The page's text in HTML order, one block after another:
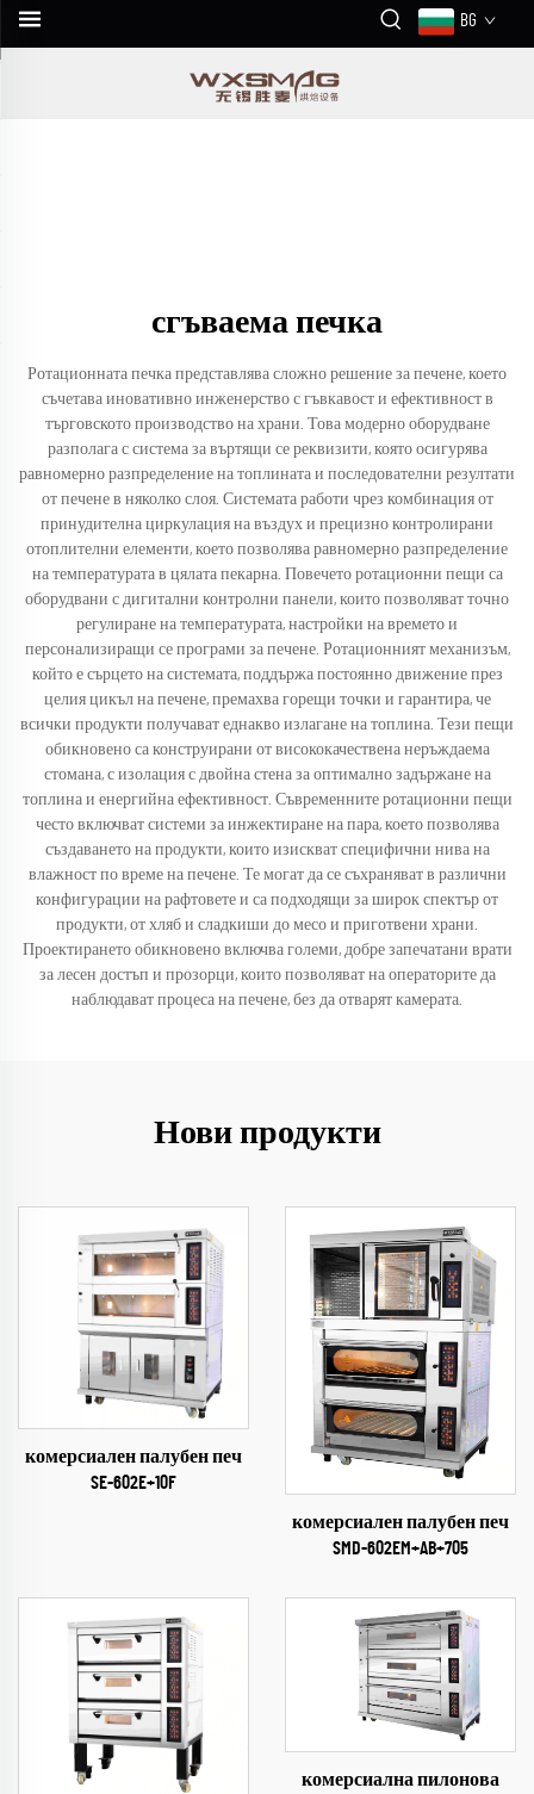
BG
сгъваема печка
Ротационната печка представлява сложно решение за печене, което
съчетава иновативно инженерство с гъвкавост и ефективност в
търговското производство на храни. Това модерно оборудване
разполага с система за въртящи се реквизити, която осигурява
равномерно разпределение на топлината и последователни резултати
от печене в няколко слоя. Системата работи чрез комбинация от
принудителна циркулация на въздух и прецизно контролирани
отоплителни елементи, което позволява равномерно разпределение
на температурата в цялата пекарна. Повечето ротационни пещи са
оборудвани с дигитални контролни панели, които позволяват точно
регулиране на температурата, настройки на времето и
персонализиращи се програми за печене. Ротационният механизъм,
който е сърцето на системата, поддържа постоянно движение през
целия цикъл на печене, премахва горещи точки и гарантира, че
всички продукти получават еднакво излагане на топлина. Тези пещи
обикновено са конструирани от висококачествена неръждаема
стомана, с изолация с двойна стена за оптимално задържане на
топлина и енергийна ефективност. Съвременните ротационни пещи
често включват системи за инжектиране на пара, което позволява
създаването на продукти, които изискват специфични нива на
влажност по време на печене. Те могат да се съхраняват в различни
конфигурации на рафтовете и са подходящи за широк спектър от
продукти, от хляб и сладкиши до месо и приготвени храни.
Проектирането обикновено включва големи, добре запечатани врати
за лесен достъп и прозорци, които позволяват на операторите да
наблюдават процеса на печене, без да отварят камерата.
Нови продукти
комерсиален палубен печ
SE-602E+10F
комерсиален палубен печ
SMD-602EM+AB+705
комерсиална пилонова